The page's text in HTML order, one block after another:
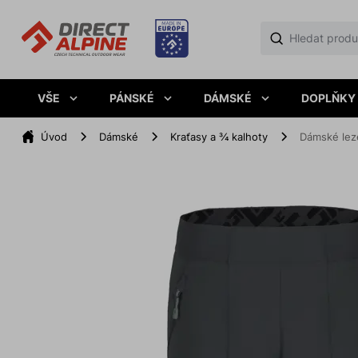
VŠE PÁNSKÉ DÁMSKÉ DOPLŇKY
Úvod Dámské Kraťasy a ¾ kalhoty Dámské